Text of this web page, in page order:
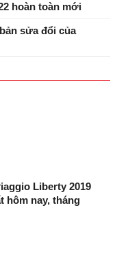
hoàn toàn mới
sửa đổi của
Liberty 2019
hôm nay, tháng